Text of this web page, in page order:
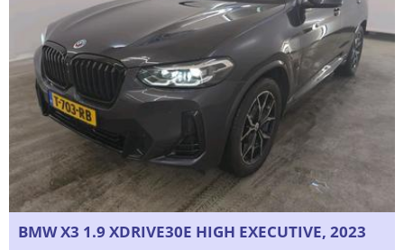
BMW X3 1.9 XDRIVE30E HIGH EXECUTIVE, 2023